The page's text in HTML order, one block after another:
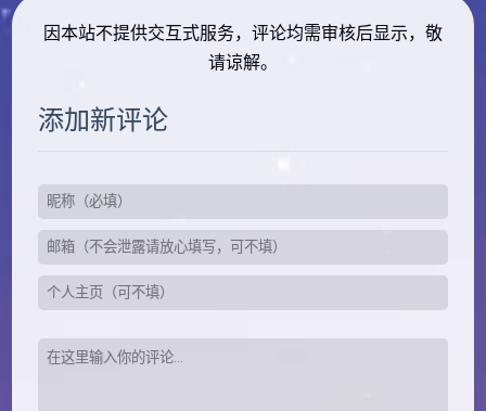
因本站不提供交互式服务，评论均需审核后显示，敬
请谅解。
添加新评论